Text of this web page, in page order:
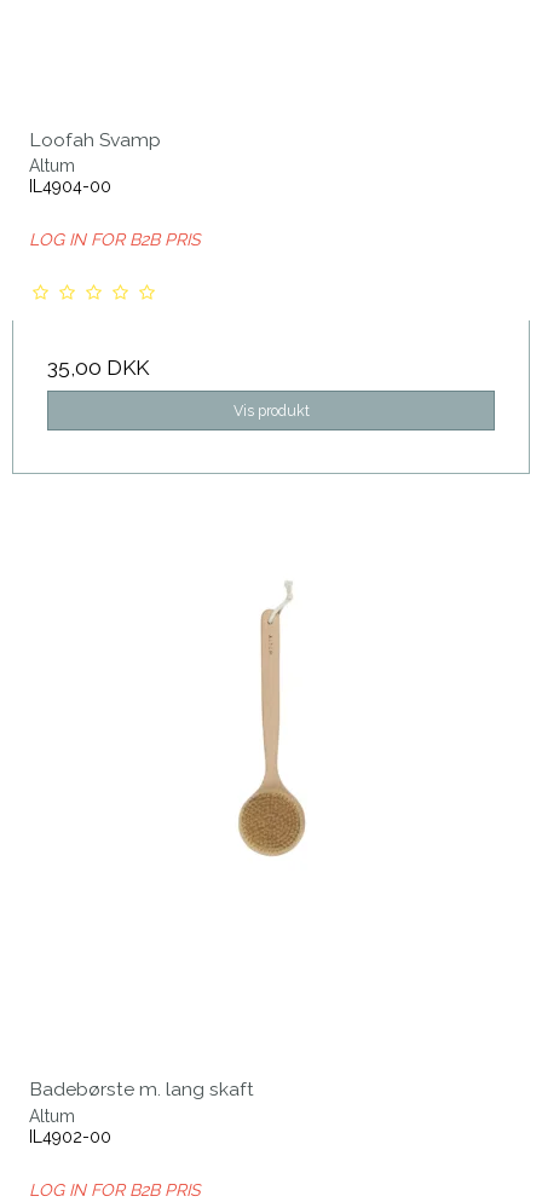
Loofah Svamp
Altum
IL4904-00
LOG IN FOR B2B PRIS
35,00 DKK
Vis produkt
Badebørste m. lang skaft
Altum
IL4902-00
LOG IN FOR B2B PRIS